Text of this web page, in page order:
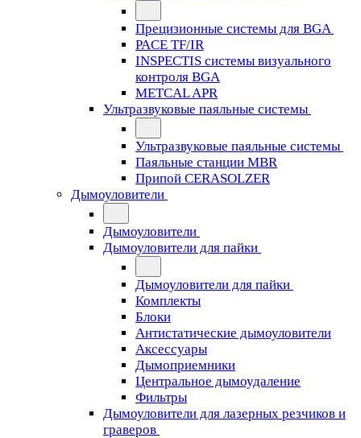
Прецизионные системы для BGA
PACE TF/IR
INSPECTIS системы визуального
контроля BGA
METCAL APR
Ультразвуковые паяльные системы
Ультразвуковые паяльные системы
Паяльные станции MBR
Припой CERASOLZER
Дымоуловители
Дымоуловители
Дымоуловители для пайки
Дымоуловители для пайки
Комплекты
Блоки
Антистатические дымоуловители
Аксессуары
Дымоприемники
Центральное дымоудаление
Фильтры
Дымоуловители для лазерных резчиков и
граверов